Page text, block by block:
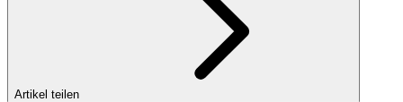
Artikel teilen